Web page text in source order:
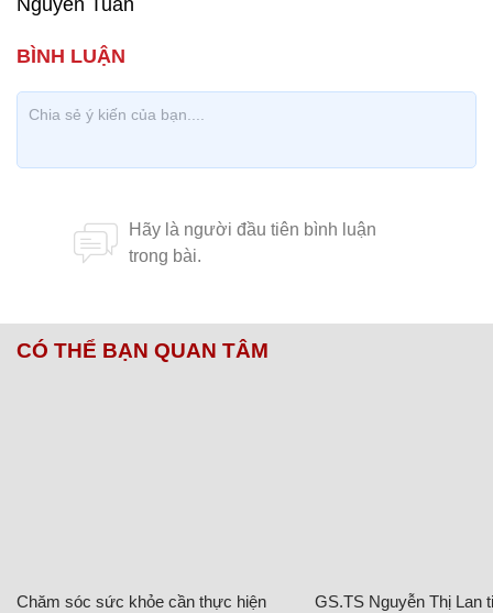
Nguyễn Tuấn
CÓ THỂ BẠN QUAN TÂM
Chăm sóc sức khỏe cần thực hiện
GS.TS Nguyễn Thị Lan